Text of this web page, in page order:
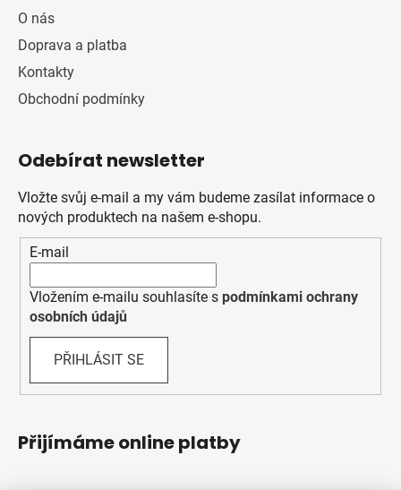
O nás
Doprava a platba
Kontakty
Obchodní podmínky
Odebírat newsletter
Vložte svůj e-mail a my vám budeme zasílat informace o
nových produktech na našem e-shopu.
E-mail
Vložením e-mailu souhlasíte s podmínkami ochrany
osobních údajů
PŘIHLÁSIT SE
Přijímáme online platby